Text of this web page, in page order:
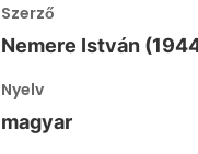
Szerző
Nemere István
Nyelv
magyar